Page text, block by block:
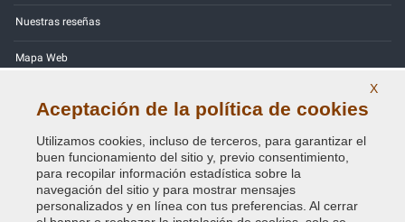
Nuestras reseñas
Mapa Web
Política de Privacidad - RGPD
X
Aceptación de la política de cookies
Utilizamos cookies, incluso de terceros, para garantizar el
buen funcionamiento del sitio y, previo consentimiento,
para recopilar información estadística sobre la
navegación del sitio y para mostrar mensajes
personalizados y en línea con tus preferencias. Al cerrar